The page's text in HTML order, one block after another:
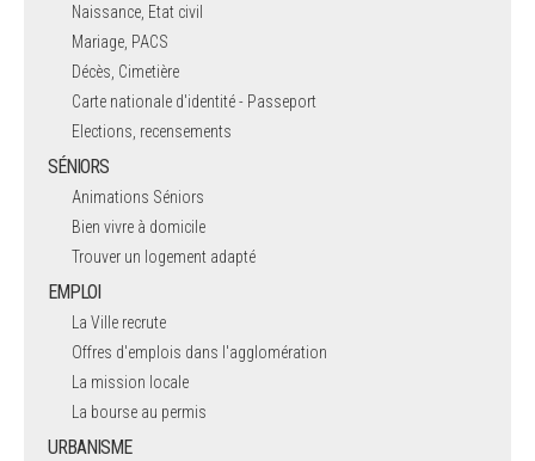
Naissance, Etat civil
Mariage, PACS
Décès, Cimetière
Carte nationale d'identité - Passeport
Elections, recensements
SÉNIORS
Animations Séniors
Bien vivre à domicile
Trouver un logement adapté
EMPLOI
La Ville recrute
Offres d'emplois dans l'agglomération
La mission locale
La bourse au permis
URBANISME